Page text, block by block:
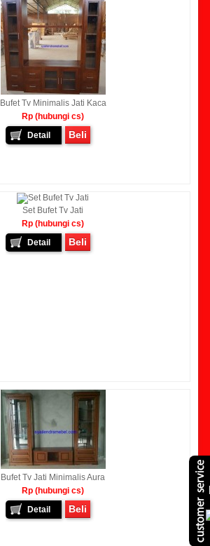
Bufet Tv Minimalis Jati Kaca
Rp (hubungi cs)
Detail
Beli
Set Bufet Tv Jati
Rp (hubungi cs)
Detail
Beli
Bufet Tv Jati Minimalis Aura
Rp (hubungi cs)
Detail
Beli